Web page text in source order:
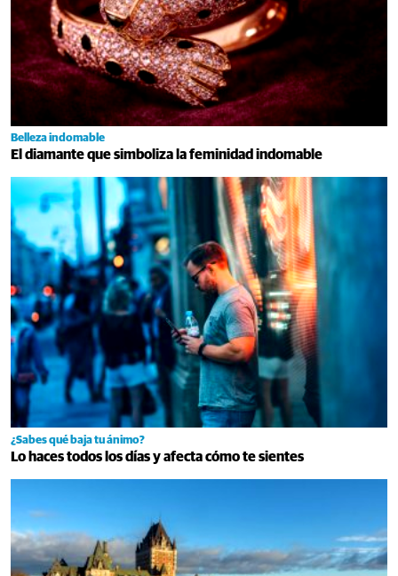
Belleza indomable
El diamante que simboliza la feminidad indomable
¿Sabes qué baja tu ánimo?
Lo haces todos los días y afecta cómo te sientes